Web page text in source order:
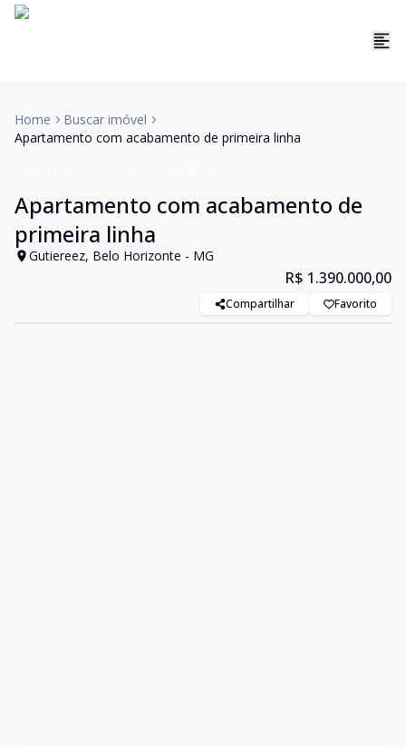
Home
Buscar imóvel
Apartamento com acabamento de primeira linha
Apartamento com acabamento de
primeira linha
Gutiereez, Belo Horizonte - MG
R$ 1.390.000,00
Compartilhar Favorito